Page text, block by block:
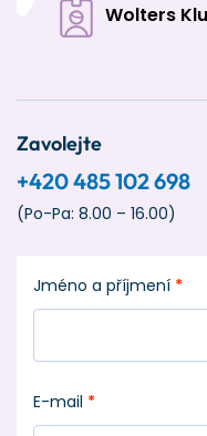
Wolters
Zavolejte
+420 485 102 698
(Po-Pa: 8.00 – 16.00)
Jméno a příjmení *
E-mail *